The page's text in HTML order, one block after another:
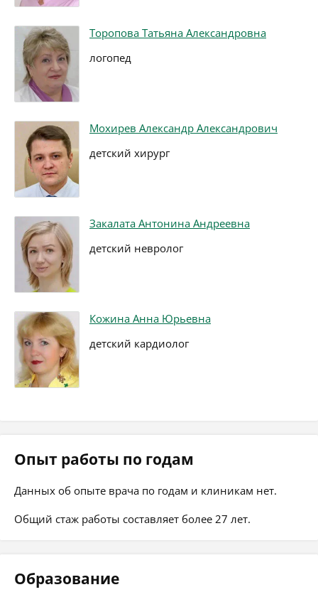
Торопова Татьяна Александровна
логопед
Мохирев Александр Александрович
детский хирург
Закалата Антонина Андреевна
детский невролог
Кожина Анна Юрьевна
детский кардиолог
Опыт работы по годам
Данных об опыте врача по годам и клиникам нет.
Общий стаж работы составляет более 27 лет.
Образование